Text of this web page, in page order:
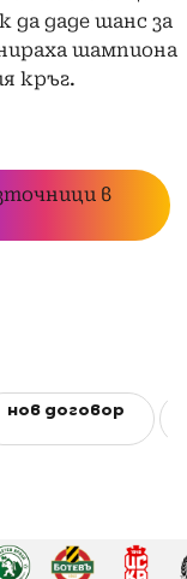
даде шанс за
шампиона
кръг.
в
нов договор